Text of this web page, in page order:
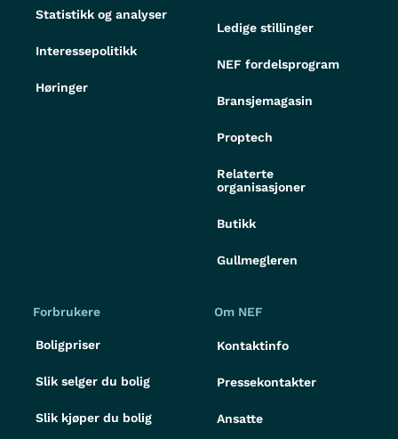
Statistikk og analyser
Interessepolitikk
Høringer
Ledige stillinger
NEF fordelsprogram
Bransjemagasin
Proptech
Relaterte
organisasjoner
Butikk
Gullmegleren
Forbrukere
Boligpriser
Slik selger du bolig
Slik kjøper du bolig
Om NEF
Kontaktinfo
Pressekontakter
Ansatte